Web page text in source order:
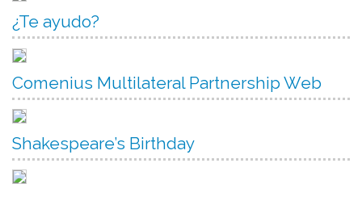
¿Te ayudo?
Comenius Multilateral Partnership Web
Shakespeare’s Birthday